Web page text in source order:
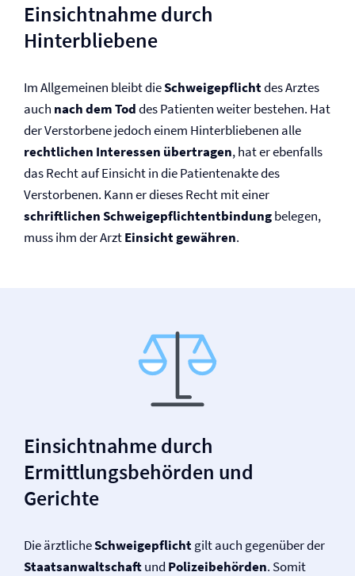
Einsichtnahme durch
Hinterbliebene
Im Allgemeinen bleibt dieSchweigepflichtdes Arztes
auch nach dem Toddes Patienten weiter bestehen. Hat
der Verstorbene jedoch einem Hinterbliebenen alle
rechtlichen Interessen übertragen, hat er ebenfalls
das Recht auf Einsicht in die Patientenakte des
Verstorbenen. Kann er dieses Recht mit einer
schriftlichen Schweige­pflichtentbindungbelegen,
muss ihm der ArztEinsicht gewähren.
Einsichtnahme durch
Ermittlungsbehörden und
Gerichte
Die ärztlicheSchweigepflichtgilt auch gegenüber der
Staatsanwaltschaftund Polizeibehörden. Somit